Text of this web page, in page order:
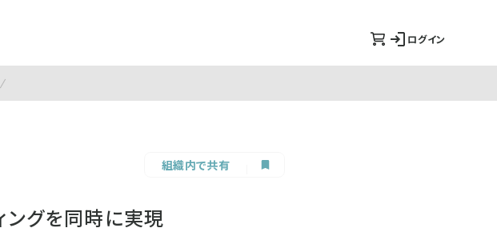
ログイン
組織内で共有
ングを同時に実現